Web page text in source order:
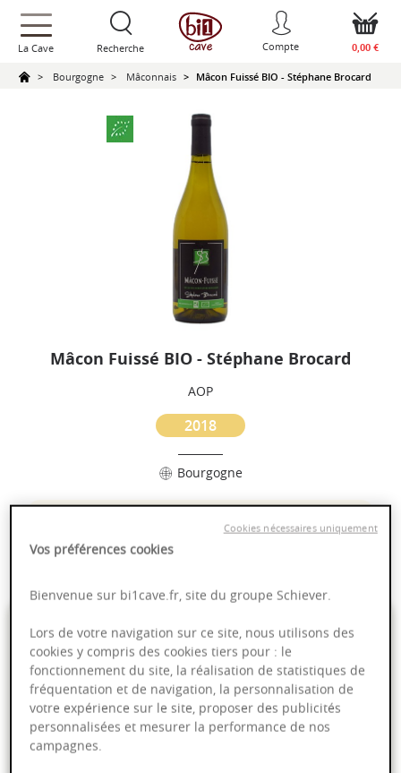
text.skipToContent
text.skipToNavigation
La Cave Recherche Compte 0,00 €
Bourgogne Mâconnais Mâcon Fuissé BIO - Stéphane Brocard
Mâcon Fuissé BIO - Stéphane Brocard
AOP
2018
Bourgogne
Complexité
Fruité
9,85 €
75cl- soit13,13 €/ L
Vos préférences cookies
Bienvenue sur bi1cave.fr, site du groupe Schiever.
Lors de votre navigation sur ce site, nous utilisons des
cookies y compris des cookies tiers pour : le
fonctionnement du site, la réalisation de statistiques de
fréquentation et de navigation, la personnalisation de
votre expérience sur le site, proposer des publicités
personnalisées et mesurer la performance de nos
campagnes.
Cookies nécessaires uniquement